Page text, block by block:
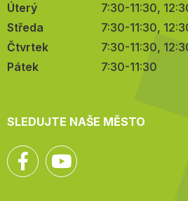
Úterý
7:30-11:30,
Středa
7:30-11:30,
Čtvrtek
7:30-11:30,
Pátek
7:30-11:30
SLEDUJTE NAŠE MĚSTO
Facebook